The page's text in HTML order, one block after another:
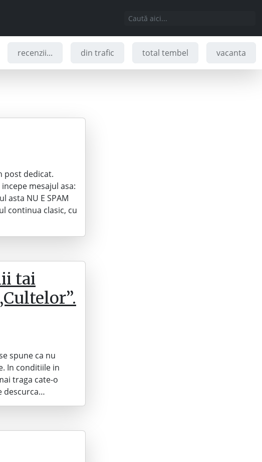
recenzii... din trafic total tembel vacanta
post dedicat.
mesajul asa:
asta NU E SPAM
continua clasic, cu
tai
spune ca nu
In conditiile in
traga cate-o
descurca…